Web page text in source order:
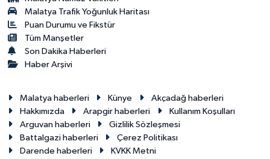
Malatya Trafik Yoğunluk Haritası
Puan Durumu ve Fikstür
Tüm Manşetler
Son Dakika Haberleri
Haber Arşivi
Malatya haberleri Künye
Akçadağ haberleri
Hakkımızda
Arapgir haberleri
Kullanım Koşulları
Arguvan haberleri
Gizlilik Sözleşmesi
Battalgazi haberleri
Çerez Politikası
Darende haberleri
KVKK Metni